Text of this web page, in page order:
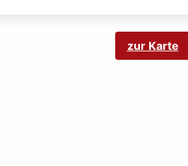
zur Karte